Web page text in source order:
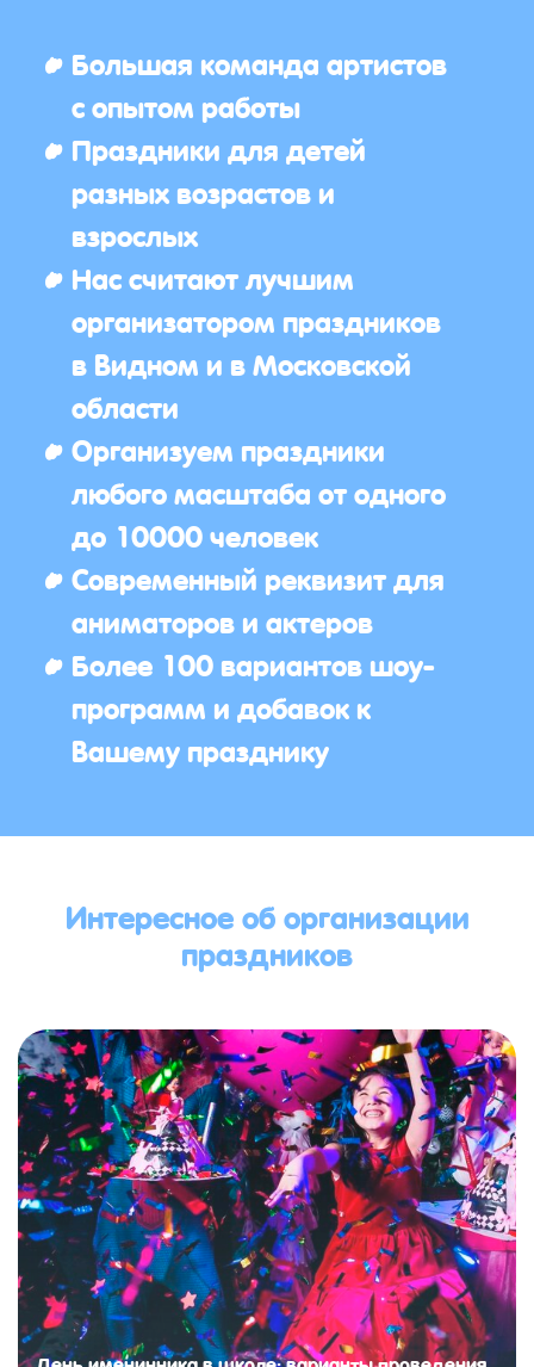
Большая команда артистов
с опытом работы
Праздники для детей
разных возрастов и
взрослых
Нас считают лучшим
организатором праздников
в Видном и в Московской
области
Организуем праздники
любого масштаба от одного
до 10000 человек
Современный реквизит для
аниматоров и актеров
Более 100 вариантов шоу-
программ и добавок к
Вашему празднику
Интересное об организации
праздников